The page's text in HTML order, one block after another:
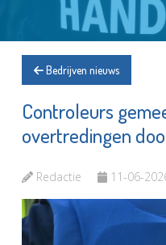
Bedrijven nieuws
Controleurs
overtredingen
Redactie 11-06-